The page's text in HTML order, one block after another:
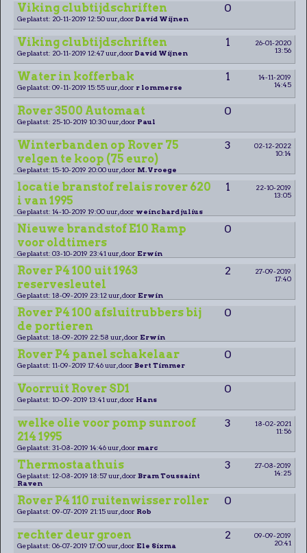
Viking clubtijdschriften 0
Geplaatst: 20-11-2019 12:50 uur, door David Wijnen
Viking clubtijdschriften 1
26-01-2020
13:56
Geplaatst: 20-11-2019 12:47 uur, door David Wijnen
Water in kofferbak 1
14-11-2019
14:45
Geplaatst: 09-11-2019 15:55 uur, door r lommerse
Rover 3500 Automaat 0
Geplaatst: 25-10-2019 10:30 uur, door Paul
Winterbanden op Rover 75
velgen te koop (75 euro)
3
02-12-2022
10:14
Geplaatst: 15-10-2019 20:00 uur, door M.Vroege
locatie branstof relais rover 620
i van 1995
1
22-10-2019
13:05
Geplaatst: 14-10-2019 19:00 uur, door weinchard julius
Nieuwe brandstof E10 Ramp
voor oldtimers
0
Geplaatst: 03-10-2019 23:41 uur, door Erwin
Rover P4 100 uit 1963
reservesleutel
2
27-09-2019
17:40
Geplaatst: 18-09-2019 23:12 uur, door Erwin
Rover P4 100 afsluitrubbers bij
de portieren
0
Geplaatst: 18-09-2019 22:58 uur, door Erwin
Rover P4 panel schakelaar 0
Geplaatst: 11-09-2019 17:46 uur, door Bert Timmer
Voorruit Rover SD1 0
Geplaatst: 10-09-2019 13:41 uur, door Hans
welke olie voor pomp sunroof
214 1995
3
18-02-2021
11:56
Geplaatst: 31-08-2019 14:46 uur, door marc
Thermostaathuis 3
27-08-2019
14:25
Geplaatst: 12-08-2019 18:57 uur, door Bram Toussaint
Raven
Rover P4 110 ruitenwisser roller 0
Geplaatst: 09-07-2019 21:15 uur, door Rob
rechter deur groen 2
09-09-2019
20:41
Geplaatst: 06-07-2019 17:00 uur, door Ele Sixma